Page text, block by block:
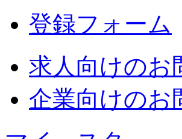
登録フォーム
求人 向けのお
企業向けのお